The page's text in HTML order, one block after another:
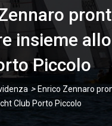
insieme
Piccolo
> Enrico Zennaro
Club Porto Piccolo